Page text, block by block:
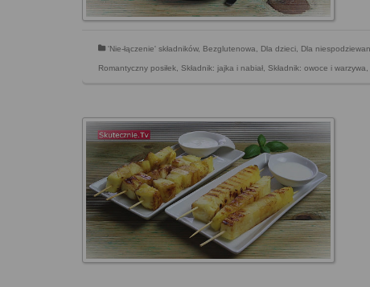
'Nie-łączenie' składników, Bezglutenowa, Dla dzieci, Dla
Romantyczny posiłek, Składnik: jajka i nabiał, Składnik: owoce i warzywa,